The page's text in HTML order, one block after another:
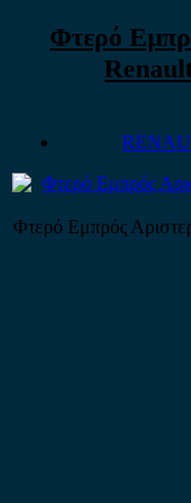
Φτερό
Φτερό Εμπρός